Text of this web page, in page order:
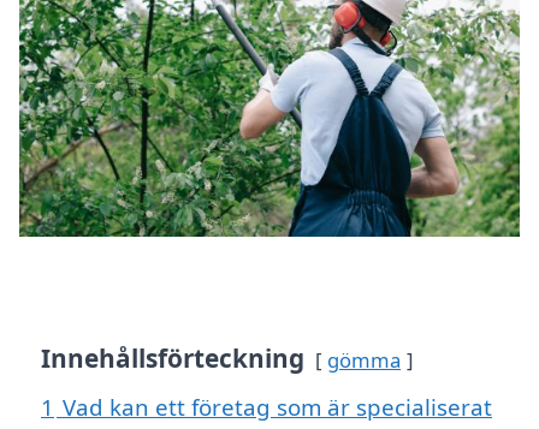
Innehållsförteckning gömma
1 Vad kan ett företag som är specialiserat